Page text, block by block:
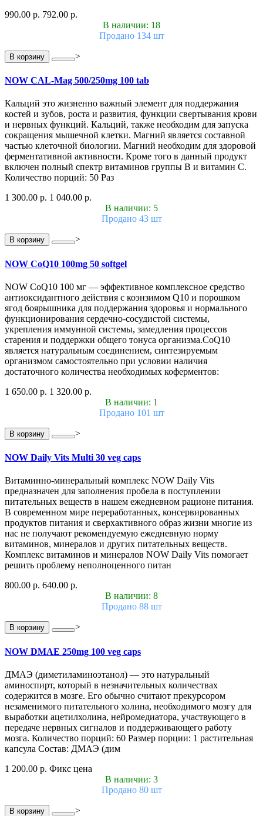
990.00 р. 792.00 р.
В наличии: 18
Продано 134 шт
В корзину >
NOW CAL-Mag 500/250mg 100 tab
Кальций это жизненно важный элемент для поддержания
костей и зубов, роста и развития, функции свертывания крови
и нервных функций. Кальций, также необходим для запуска
сокращения мышечной клетки. Магний является составной
частью клеточной биологии. Магний необходим для здоровой
ферментативной активности. Кроме того в данный продукт
включен полный спектр витаминов группы В и витамин С.
Количество порций: 50 Раз
1 300.00 р. 1 040.00 р.
В наличии: 5
Продано 43 шт
В корзину >
NOW CoQ10 100mg 50 softgel
NOW CoQ10 100 мг — эффективное комплексное средство
антиоксидантного действия с коэнзимом Q10 и порошком
ягод боярышника для поддержания здоровья и нормального
функционирования сердечно-сосудистой системы,
укрепления иммунной системы, замедления процессов
старения и поддержки общего тонуса организма.CoQ10
является натуральным соединением, синтезируемым
организмом самостоятельно при условии наличия
достаточного количества необходимых коферментов:
1 650.00 р. 1 320.00 р.
В наличии: 1
Продано 101 шт
В корзину >
NOW Daily Vits Multi 30 veg caps
Витаминно-минеральный комплекс NOW Daily Vits
предназначен для заполнения пробела в поступлении
питательных веществ в нашем ежедневном рационе питания.
В современном мире переработанных, консервированных
продуктов питания и сверхактивного образ жизни многие из
нас не получают рекомендуемую ежедневную норму
витаминов, минералов и других питательных веществ.
Комплекс витаминов и минералов NOW Daily Vits помогает
решить проблему неполноценного питан
800.00 р. 640.00 р.
В наличии: 8
Продано 88 шт
В корзину >
NOW DMAE 250mg 100 veg caps
ДМАЭ (диметиламиноэтанол) — это натуральный
аминоспирт, который в незначительных количествах
содержится в мозге. Его обычно считают прекурсором
незаменимого питательного холина, необходимого мозгу для
выработки ацетилхолина, нейромедиатора, участвующего в
передаче нервных сигналов и поддерживающего работу
мозга. Количество порций: 60 Размер порции: 1 растительная
капсула Состав: ДМАЭ (дим
1 200.00 р. Фикс цена
В наличии: 3
Продано 80 шт
В корзину >